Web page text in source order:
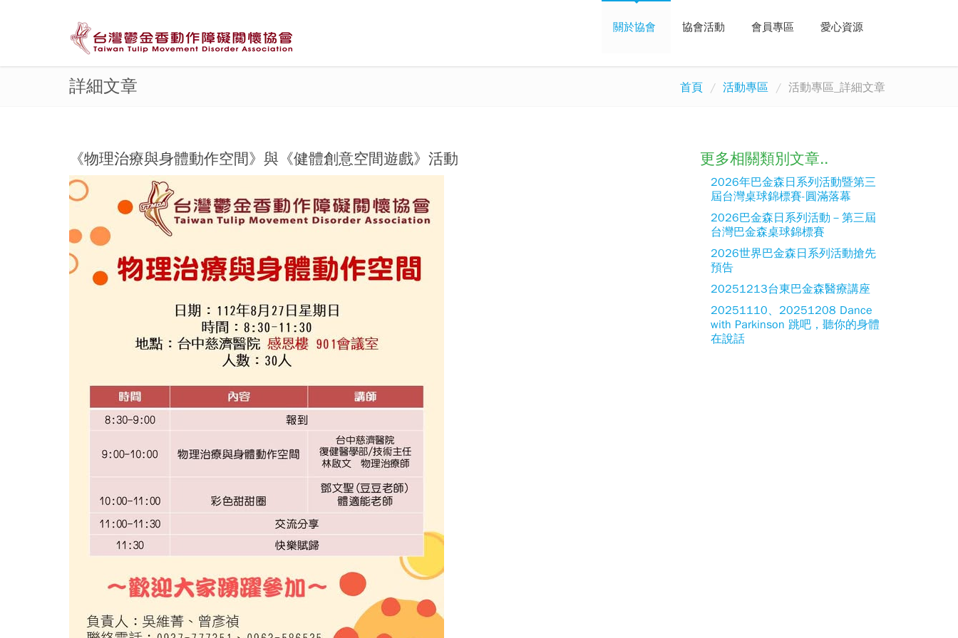
關於協會 協會活動 會員專區 愛心資源
詳細文章 首頁 活動專區 活動專區_詳細文章
《物理治療與身體動作空間》與《健體創意空間遊戲》活動 更多相關類別文章..
2026年巴金森日系列活動暨第三
屆台灣桌球錦標賽-圓滿落幕
2026巴金森日系列活動－第三屆
台灣巴金森桌球錦標賽
2026世界巴金森日系列活動搶先
預告
20251213台東巴金森醫療講座
20251110、20251208 Dance
with Parkinson 跳吧，聽你的身體
在說話